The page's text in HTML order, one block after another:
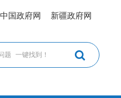
中国政府网 新疆政府网